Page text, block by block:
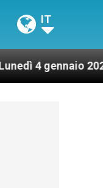
IT
2021: